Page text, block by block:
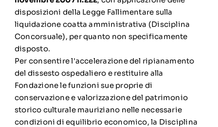
disposizioni della Legge Fallimentare sulla
liquidazione coatta amministrativa (Disciplina
Concorsuale), per quanto non specificamente
disposto.
Per consentire l'accelerazione del ripianamento
del dissesto ospedaliero e restituire alla
Fondazione le funzioni sue proprie di
conservazione e valorizzazione del patrimonio
storico culturale mauriziano nelle necessarie
condizioni di equilibrio economico, la Disciplina